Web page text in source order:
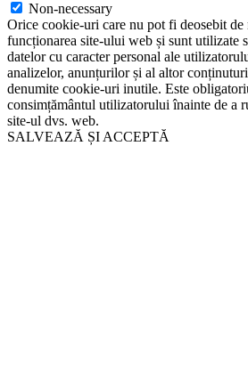
Non-necessary
Orice cookie-uri care nu pot fi deosebit de
funcționarea site-ului web și sunt utilizate
datelor cu caracter personal ale
analizelor, anunțurilor și al altor
denumite cookie-uri inutile. Este
consimțământul utilizatorului înainte de a
site-ul dvs. web.
SALVEAZĂ ȘI ACCEPTĂ